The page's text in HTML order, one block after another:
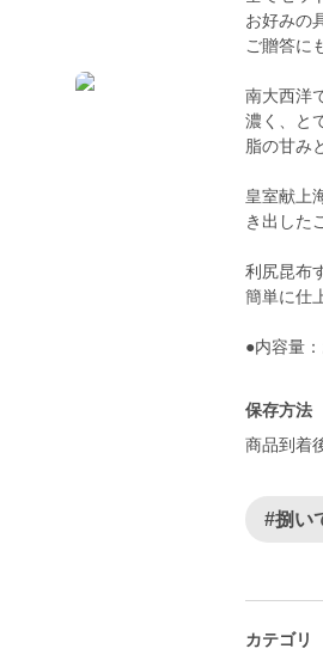
お好みの
ご贈答に
南大西洋
濃く、と
脂の甘み
皇室献上
き出した
利尻昆布
簡単に仕
●内容量
保存方法
商品到着
#捌い
カテゴリ